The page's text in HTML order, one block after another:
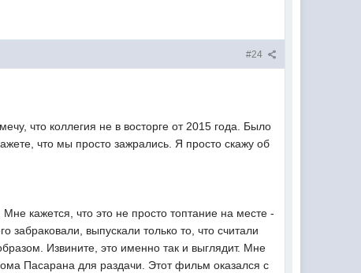
#24
что коллегия не в восторге от 2015 года. Было
что мы просто зажрались. Я просто скажу об
кажется, что это не просто топтание на месте -
забраковали, выпускали только то, что считали
Извините, это именно так и выглядит. Мне
Пасарана для раздачи. Этот фильм оказался с